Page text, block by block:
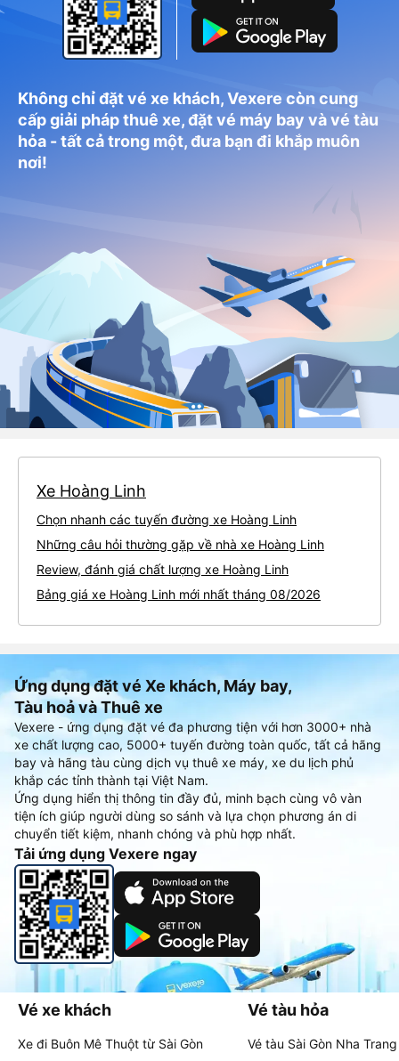
Không chỉ đặt vé xe khách, Vexere còn cung
cấp giải pháp thuê xe, đặt vé máy bay và vé tàu
hỏa - tất cả trong một, đưa bạn đi khắp muôn
nơi!
Xe Hoàng Linh
Chọn nhanh các tuyến đường xe Hoàng Linh
Những câu hỏi thường gặp về nhà xe Hoàng Linh
Review, đánh giá chất lượng xe Hoàng Linh
Bảng giá xe Hoàng Linh mới nhất tháng 08/2026
Ứng dụng đặt vé Xe khách, Máy bay,
Tàu hoả và Thuê xe
Vexere - ứng dụng đặt vé đa phương tiện với hơn 3000+ nhà
xe chất lượng cao, 5000+ tuyến đường toàn quốc, tất cả hãng
bay và hãng tàu cùng dịch vụ thuê xe máy, xe du lịch phủ
khắp các tỉnh thành tại Việt Nam.
Ứng dụng hiển thị thông tin đầy đủ, minh bạch cùng vô vàn
tiện ích giúp người dùng so sánh và lựa chọn phương án di
chuyển tiết kiệm, nhanh chóng và phù hợp nhất.
Tải ứng dụng Vexere ngay
Vé xe khách
Xe đi Buôn Mê Thuột từ Sài Gòn
Vé tàu hỏa
Vé tàu Sài Gòn Nha Trang